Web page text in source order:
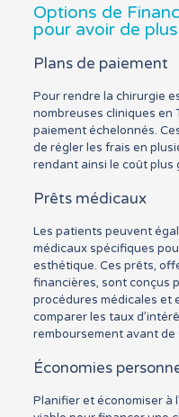
Options de
pour avoir de
Plans de paiement
Pour rendre la chirurgie
nombreuses cliniques en
paiement échelonnés.
de régler les frais en
rendant ainsi le coût plus
Prêts médicaux
Les patients peuvent
médicaux spécifiques
esthétique. Ces prêts,
financières, sont conçus
procédures médicales et
comparer les taux
remboursement avant de
Économies
Planifier et économiser à